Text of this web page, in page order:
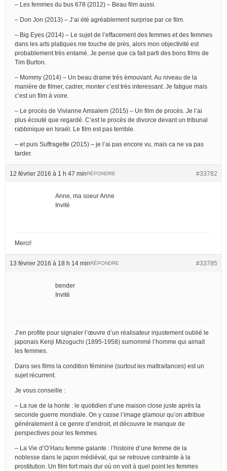
– Les femmes du bus 678 (2012) – Beau film aussi.
– Don Jon (2013) – J’ai été agréablement surprise par ce film.
– Big Eyes (2014) – Le sujet de l’effacement des femmes et des femmes
dans les arts platiques me touche de près, alors mon objectivité est
probablement très entamé. Je pense que ca fait parti des bons films de
Tim Burton.
– Mommy (2014) – Un beau drame très émouvant. Au niveau de la
manière de filmer, cadrer, monter c’est très interessant. Je fatigue mais
c’est un film à voire.
– Le procès de Vivianne Amsalem (2015) – Un film de procès. Je l’ai
plus écouté que regardé. C’est le procès de divorce devant un tribunal
rabbinique en Israël. Le film est pas terrible.
– et puis Suffragette (2015) – je l’ai pas encore vu, mais ca ne va pas
tarder.
12 février 2016 à 1 h 47 min #33782
RÉPONDRE
Anne, ma soeur Anne
Invité
Merci!
13 février 2016 à 18 h 14 min #33785
RÉPONDRE
bender
Invité
J’en profite pour signaler l’œuvre d’un réalisateur injustement oublié le
japonais Kenji Mizoguchi (1895-1958) surnommé l’homme qui aimait
les femmes.
Dans ses films la condition féminine (surtout les maltraitances) est un
sujet récurrent.
Je vous conseille :
– La rue de la honte : le quotidien d’une maison close juste après la
seconde guerre mondiale. On y casse l’image glamour qu’on attribue
généralement à ce genre d’endroit, et découvre le manque de
perspectives pour les femmes
– La Vie d’O’Haru femme galante : l’histoire d’une femme de la
noblesse dans le japon médiéval, qui se retrouve contrainte à la
prostitution. Un film fort mais dur où on voit à quel point les femmes